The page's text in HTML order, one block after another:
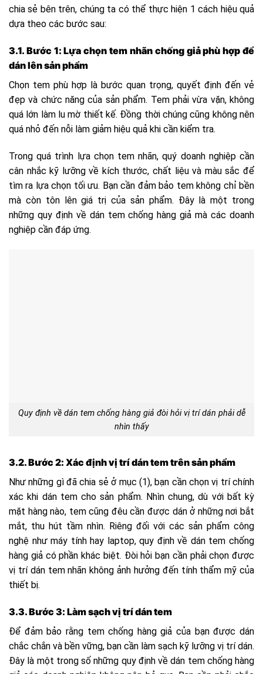
chia sẻ bên trên, chúng ta có thể thực hiện 1 cách hiệu quả
dựa theo các bước sau:
3.1. Bước 1: Lựa chọn tem nhãn chống giả phù hợp để
dán lên sản phẩm
Chọn tem phù hợp là bước quan trọng, quyết định đến vẻ
đẹp và chức năng của sản phẩm. Tem phải vừa vặn, không
quá lớn làm lu mờ thiết kế. Đồng thời chúng cũng không nên
quá nhỏ đến nỗi làm giảm hiệu quả khi cần kiểm tra.
Trong quá trình lựa chọn tem nhãn, quý doanh nghiệp cần
cân nhắc kỹ lưỡng về kích thước, chất liệu và màu sắc để
tìm ra lựa chọn tối ưu. Bạn cần đảm bảo tem không chỉ bền
mà còn tôn lên giá trị của sản phẩm. Đây là một trong
những quy định về dán tem chống hàng giả mà các doanh
nghiệp cần đáp ứng.
Quy định về dán tem chống hàng giả đòi hỏi vị trí dán phải dễ
nhìn thấy
3.2. Bước 2: Xác định vị trí dán tem trên sản phẩm
Như những gì đã chia sẻ ở mục (1), bạn cần chọn vị trí chính
xác khi dán tem cho sản phẩm. Nhìn chung, dù với bất kỳ
mặt hàng nào, tem cũng đêu cần được dán ở những nơi bắt
mắt, thu hút tầm nhìn. Riêng đối với các sản phẩm công
nghệ như máy tính hay laptop, quy định về dán tem chống
hàng giả có phần khác biệt. Đòi hỏi bạn cần phải chọn được
vị trí dán tem nhãn không ảnh hưởng đến tính thẩm mỹ của
thiết bị.
3.3. Bước 3: Làm sạch vị trí dán tem
Để đảm bảo rằng tem chống hàng giả của bạn được dán
chắc chắn và bền vững, bạn cần làm sạch kỹ lưỡng vị trí dán.
Đây là một trong số những quy định về dán tem chống hàng